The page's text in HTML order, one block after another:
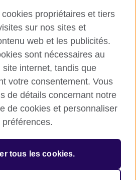
par actions simplifiée
du British Council, l’agence
dédiée aux domaines de l’éducation
British Council in France société par
est une société inscrite en
Paris n° 847 719 473. Adresse :
Paris, France. Le British Council
de Galles) et SC037733 (Ecosse).
Stratford, London E20 1JQ,
propriétaires et tiers
sur nos sites et
web et les publicités.
sont nécessaires au
internet, tandis que
votre consentement. Vous
de détails concernant notre
de cookies et personnaliser
tous les cookies.